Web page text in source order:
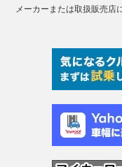
メーカーまたは取扱販売店